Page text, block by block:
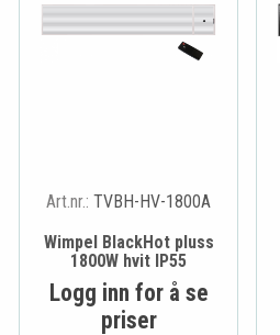
Art.nr.: TVBH-HV-1800A
Wimpel BlackHot pluss
1800W hvit IP55
Logg inn for å se
priser